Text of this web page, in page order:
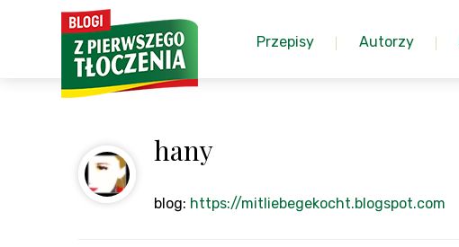
Przepisy Autorzy
hany
blog: https://mitliebegekocht.blogspot.com